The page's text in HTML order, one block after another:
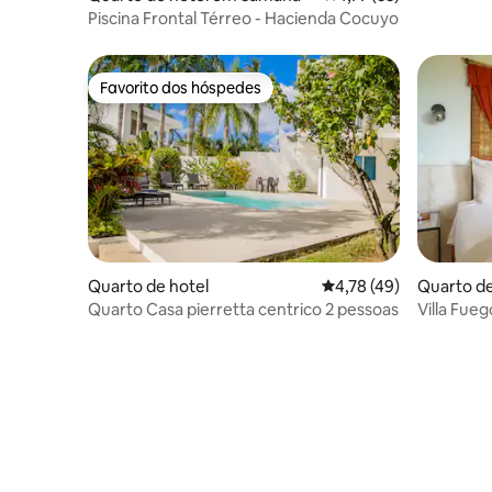
Piscina Frontal Térreo - Hacienda Cocuyo
Favorito dos hóspedes
Favorito dos hóspedes
Quarto de hotel Classificação média
4,78 (49)
Quarto Casa pierretta centrico 2 pessoas
Quarto
Villa